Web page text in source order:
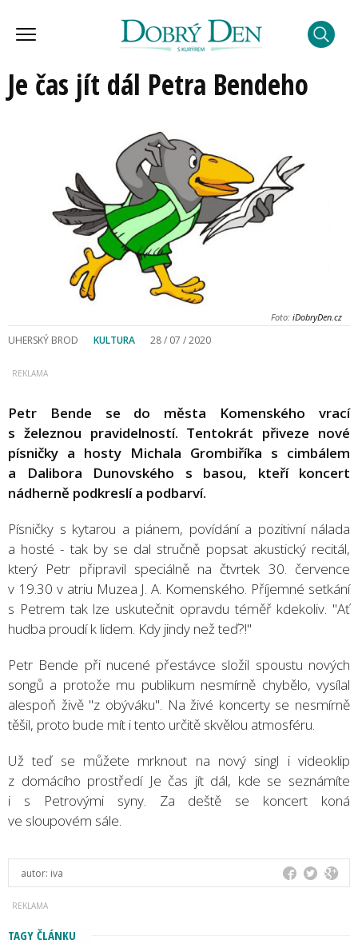
Je čas jít dál Petra Bendeho
Foto: iDobryDen.cz
UHERSKÝ BROD KULTURA 28 / 07 / 2020
Petr Bende se do města Komenského vrací
s železnou pravidelností. Tentokrát přiveze nové
písničky a hosty Michala Grombiříka s cimbálem
a Dalibora Dunovského s basou, kteří koncert
nádherně podkreslí a podbarví.
Písničky s kytarou a piánem, povídání a pozitivní nálada
a hosté - tak by se dal stručně popsat akustický recitál,
který Petr připravil speciálně na čtvrtek 30. července
v 19.30 v atriu Muzea J. A. Komenského. Příjemné setkání
s Petrem tak lze uskutečnit opravdu téměř kdekoliv. "Ať
hudba proudí k lidem. Kdy jindy než teď?!"
Petr Bende při nucené přestávce složil spoustu nových
songů a protože mu publikum nesmírně chybělo, vysílal
alespoň živě "z obýváku". Na živé koncerty se nesmírně
těšil, proto bude mít i tento určitě skvělou atmosféru.
Už teď se můžete mrknout na nový singl i videoklip
z domácího prostředí Je čas jít dál, kde se seznámíte
i s Petrovými syny. Za deště se koncert koná
ve sloupovém sále.
autor: iva
TAGY ČLÁNKU